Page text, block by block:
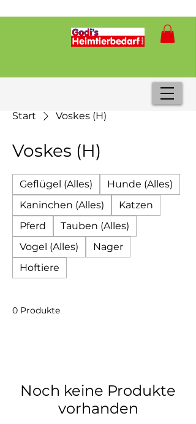
Start Voskes (H)
Voskes (H)
Geflügel (Alles)
Hunde (Alles)
Kaninchen (Alles)
Katzen
Pferd
Tauben (Alles)
Vogel (Alles)
Nager
Hoftiere
0 Produkte
Noch keine Produkte
vorhanden